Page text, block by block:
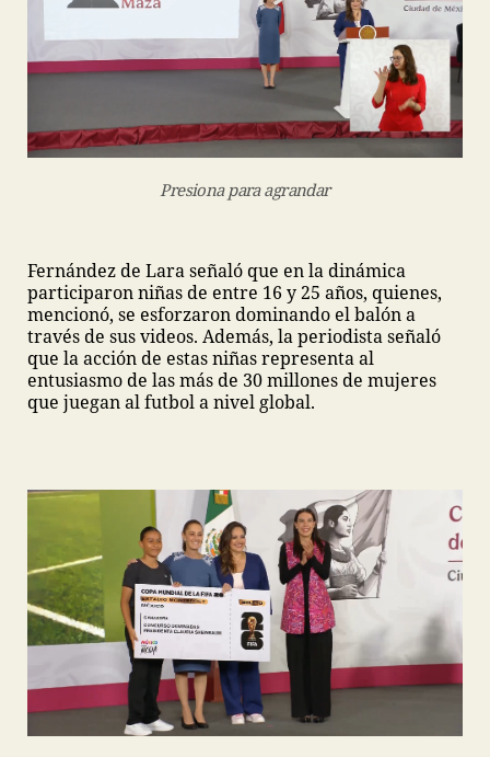
Presiona para agrandar
Fernández de Lara señaló que en la dinámica
participaron niñas de entre 16 y 25 años, quienes,
mencionó, se esforzaron dominando el balón a
través de sus videos. Además, la periodista señaló
que la acción de estas niñas representa al
entusiasmo de las más de 30 millones de mujeres
que juegan al futbol a nivel global.